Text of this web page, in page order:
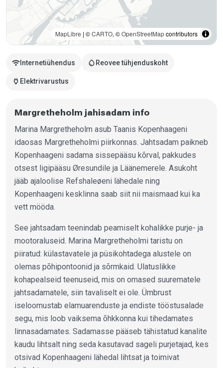
wifi Internetiühendus water_drop Reovee tühjenduskoht
power Elektrivarustus
Margretheholm jahisadam info
Marina Margretheholm asub Taanis Kopenhaageni
idaosas Margretheholmi piirkonnas. Jahtsadam paikneb
Kopenhaageni sadama sissepääsu kõrval, pakkudes
otsest ligipääsu Øresundile ja Läänemerele. Asukoht
jääb ajaloolise Refshaleøeni lähedale ning
Kopenhaageni kesklinna saab siit nii maismaad kui ka
vett mööda.
See jahtsadam teenindab peamiselt kohalikke purje- ja
mootoraluseid. Marina Margretheholmi taristu on
piiratud: külastavatele ja püsikohtadega alustele on
olemas põhipontoonid ja sõrmkaid. Ulatuslikke
kohapealseid teenuseid, mis on omased suurematele
jahtsadamatele, siin tavaliselt ei ole. Ümbrust
iseloomustab elamuarenduste ja endiste tööstusalade
segu, mis loob vaiksema õhkkonna kui tihedamates
linnasadamates. Sadamasse pääseb tähistatud kanalite
kaudu lihtsalt ning seda kasutavad sageli purjetajad, kes
otsivad Kopenhaageni lähedal lihtsat ja toimivat
MapLibre | ©CARTO, ©OpenStreetMapcontributors